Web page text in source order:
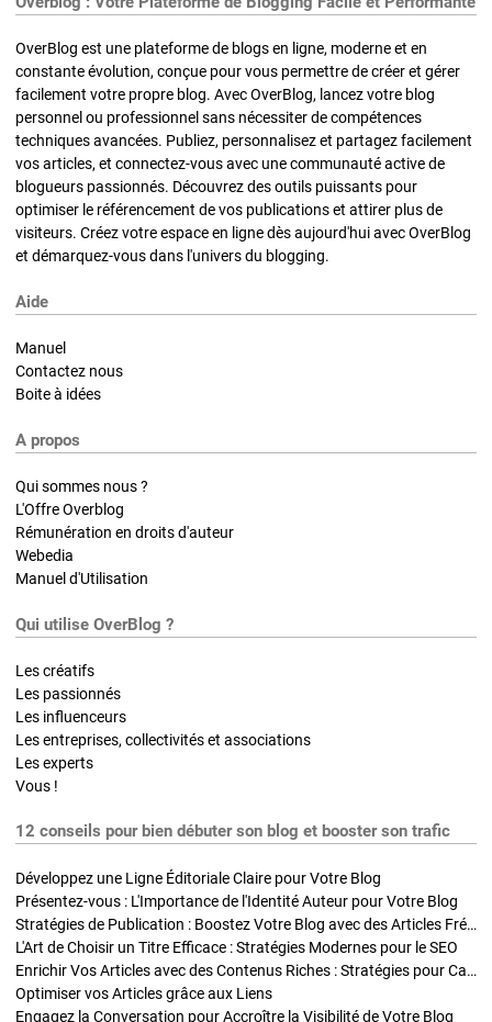
OverBlog est une plateforme de blogs en ligne, moderne et en
constante évolution, conçue pour vous permettre de créer et gérer
facilement votre propre blog. Avec OverBlog, lancez votre blog
personnel ou professionnel sans nécessiter de compétences
techniques avancées. Publiez, personnalisez et partagez facilement
vos articles, et connectez-vous avec une communauté active de
blogueurs passionnés. Découvrez des outils puissants pour
optimiser le référencement de vos publications et attirer plus de
visiteurs. Créez votre espace en ligne dès aujourd'hui avec OverBlog
et démarquez-vous dans l'univers du blogging.
Aide
Manuel
Contactez nous
Boite à idées
A propos
Qui sommes nous ?
L'Offre Overblog
Rémunération en droits d'auteur
Webedia
Manuel d'Utilisation
Qui utilise OverBlog ?
Les créatifs
Les passionnés
Les influenceurs
Les entreprises, collectivités et associations
Les experts
Vous !
12 conseils pour bien débuter son blog et booster son trafic
Développez une Ligne Éditoriale Claire pour Votre Blog
Présentez-vous : L'Importance de l'Identité Auteur pour Votre Blog
Stratégies de Publication : Boostez Votre Blog avec des Articles Fréquents et Exclusifs
L'Art de Choisir un Titre Efficace : Stratégies Modernes pour le SEO
Enrichir Vos Articles avec des Contenus Riches : Stratégies pour Captiver et Optimiser
Optimiser vos Articles grâce aux Liens
Engagez la Conversation pour Accroître la Visibilité de Votre Blog